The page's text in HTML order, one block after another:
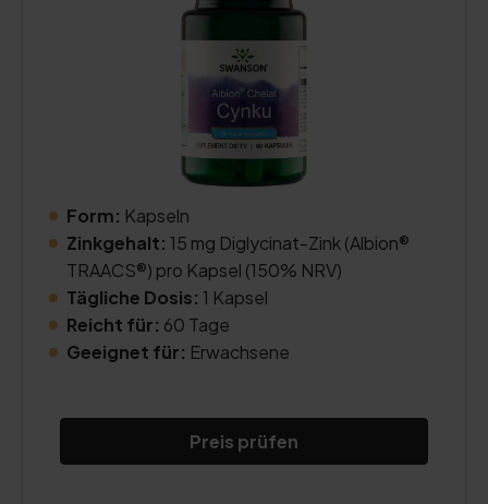
Form: Kapseln
Zinkgehalt: 15 mg Diglycinat-Zink (Albion®
TRAACS®) pro Kapsel (150% NRV)
Tägliche Dosis: 1 Kapsel
Reicht für: 60 Tage
Geeignet für: Erwachsene
Preis prüfen